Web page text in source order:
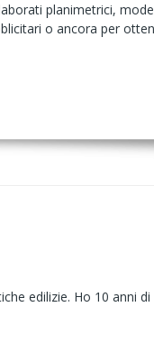
planimetrici,
o ancora per
edilizie. Ho 10 anni